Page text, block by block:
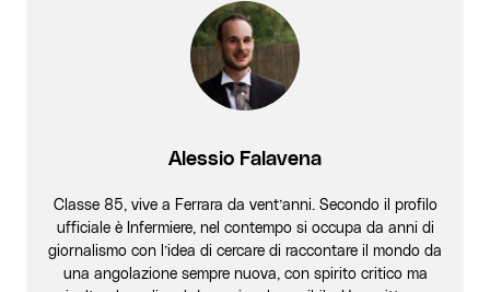
Alessio Falavena
Classe 85, vive a Ferrara da vent’anni. Secondo il profilo
ufficiale è Infermiere, nel contempo si occupa da anni di
giornalismo con l’idea di cercare di raccontare il mondo da
una angolazione sempre nuova, con spirito critico ma